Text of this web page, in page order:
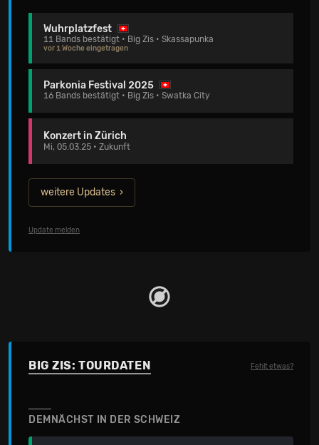
Wuhrplatzfest
11 Bands bestätigt • Big Zis • Skassapunka
vor 1 Woche eingetragen
Parkonia Festival 2025
16 Bands bestätigt • Big Zis • Swatka City
Konzert in Zürich
Mi, 05.03.25 • Zukunft
weitere Updates
Update melden
BIG ZIS: TOURDATEN Fehlt etwas?
DEMNÄCHST IN DER SCHWEIZ